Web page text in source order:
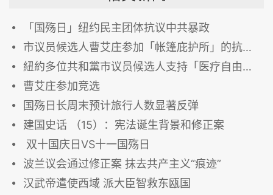
「国殇日」纽约民主团体抗议中共暴政
市议员候选人曹艾庄参加「帐篷庇护所」的抗议活动
紐約多位共和黨市议员候选人支持「医疗自由同盟」
曹艾庄参加竞选
国殇日长周末预计旅行人数显著反弹
建国史话 （15）：宪法诞生背景和修正案
双十国庆日VS十一国殇日
波兰议会通过修正案 抹去共产主义“痕迹”
汉武帝遣使西域 派大臣智救东瓯国